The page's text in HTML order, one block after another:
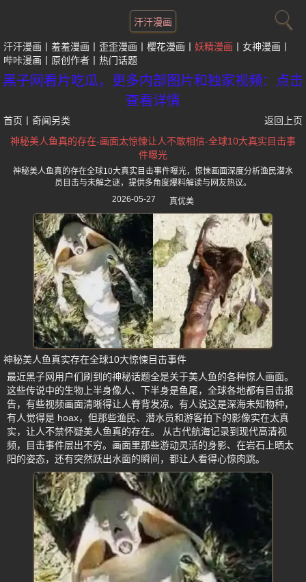
汗汗漫画
汗汗漫画 羞羞漫画 歪歪漫画 樱花漫画 妖精漫画
女神漫画
哔咔漫画
原创作者 热门话题
黑子网看片吃瓜，更多内部图片和独家视频：点击
查看详情
首页 奇闻另类
返回上页
神秘美人鱼真的存在-画面太惊悚让人不敢相信-全球10大真实目击事
件曝光
神秘美人鱼真的存在全球10大真实目击事件曝光，惊悚画面深度分析渔民潜水
员目击与未解之谜，提供多角度爆料解读与网友热议。
2026-05-27
真优美
神秘美人鱼真实存在全球10大惊悚目击事件
最近黑子网用户们刷到的神秘话题全是关于美人鱼的各种惊人画面。
这些传说中的生物上半身像人、下半身是鱼尾，全球各地都有目击报
告，有些视频画面清晰得让人脊背发凉。有人说这是深海未知物种，
有人觉得是 hoax，但那些渔民、潜水员和游客拍下的影像实在太真
实，让人不禁怀疑美人鱼真的存在。 从古代航海记录到现代高清视
频，目击事件层出不穷。画面里那些游动灵活的身影、在岩石上晒太
阳的姿态，还有突然跃出水面的瞬间，都让人看得心惊肉跳。